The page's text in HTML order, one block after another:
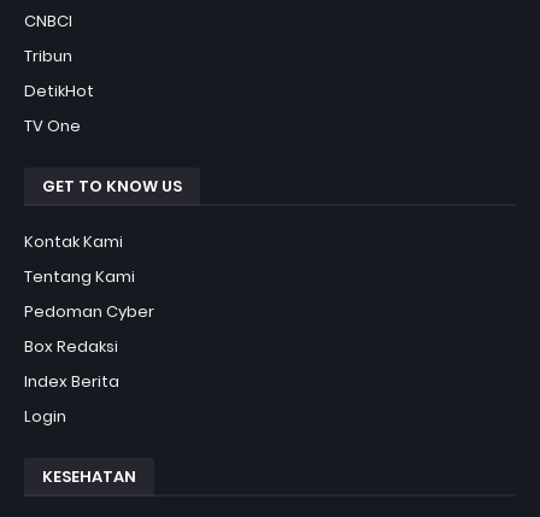
CNBCI
Tribun
DetikHot
TV One
GET TO KNOW US
Kontak Kami
Tentang Kami
Pedoman Cyber
Box Redaksi
Index Berita
Login
KESEHATAN